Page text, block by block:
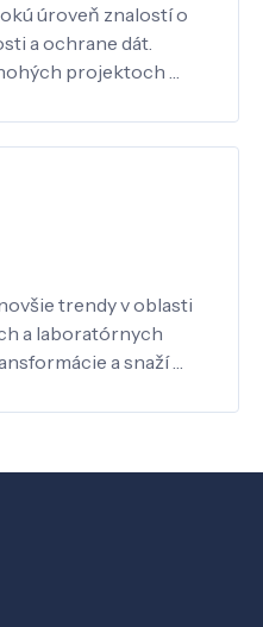
úroveň znalostí o
a ochrane dát.
projektoch …
trendy v oblasti
a laboratórnych
a snaží …